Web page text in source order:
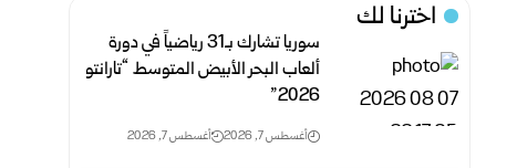
اخترنا لك
سوريا تشارك بـ31 رياضياً في دورة
ألعاب البحر الأبيض المتوسط “تارانتو
2026”
أغسطس 7, 2026 أغسطس 7, 2026